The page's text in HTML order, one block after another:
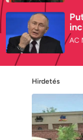
AC
Hirdetés